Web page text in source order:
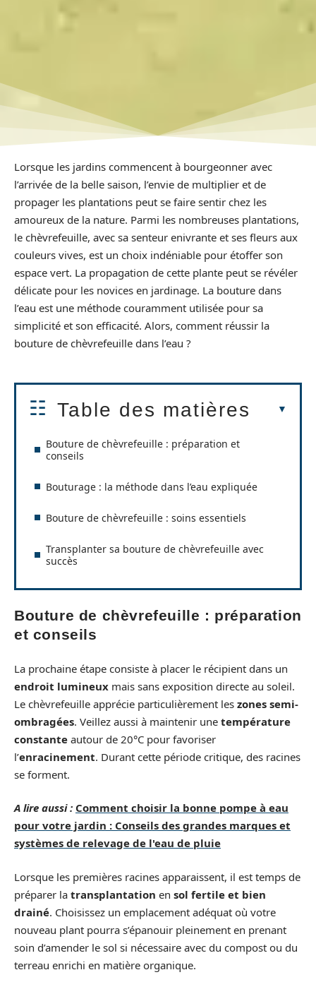
Lorsque les jardins commencent à bourgeonner avec
l’arrivée de la belle saison, l’envie de multiplier et de
propager les plantations peut se faire sentir chez les
amoureux de la nature. Parmi les nombreuses plantations,
le chèvrefeuille, avec sa senteur enivrante et ses fleurs aux
couleurs vives, est un choix indéniable pour étoffer son
espace vert. La propagation de cette plante peut se révéler
délicate pour les novices en jardinage. La bouture dans
l’eau est une méthode couramment utilisée pour sa
simplicité et son efficacité. Alors, comment réussir la
bouture de chèvrefeuille dans l’eau ?
Table des matières
Bouture de chèvrefeuille : préparation et
conseils
Bouturage : la méthode dans l’eau expliquée
Bouture de chèvrefeuille : soins essentiels
Transplanter sa bouture de chèvrefeuille avec
succès
Bouture de chèvrefeuille : préparation
et conseils
La prochaine étape consiste à placer le récipient dans un
endroit lumineux mais sans exposition directe au soleil.
Le chèvrefeuille apprécie particulièrement les zones semi-
ombragées. Veillez aussi à maintenir une température
constante autour de 20°C pour favoriser
l’enracinement. Durant cette période critique, des racines
se forment.
A lire aussi : Comment choisir la bonne pompe à eau
pour votre jardin : Conseils des grandes marques et
systèmes de relevage de l'eau de pluie
Lorsque les premières racines apparaissent, il est temps de
préparer la transplantation en sol fertile et bien
drainé. Choisissez un emplacement adéquat où votre
nouveau plant pourra s’épanouir pleinement en prenant
soin d’amender le sol si nécessaire avec du compost ou du
terreau enrichi en matière organique.